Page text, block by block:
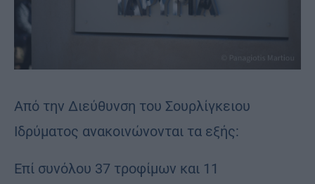
Από την Διεύθυνση του Σουρλίγκειου
Ιδρύματος ανακοινώνονται τα εξής:
Επί συνόλου 37 τροφίμων και 11